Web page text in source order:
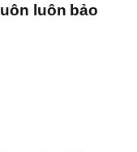
luôn bảo